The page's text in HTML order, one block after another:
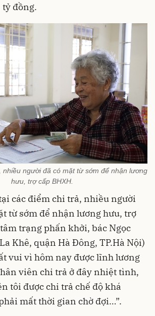
đồng.
nhiều người đã có mặt từ sớm để nhận lương
hưu, trợ cấp BHXH.
các điểm chi trả, nhiều người
từ sớm để nhận lương hưu, trợ
trạng phấn khởi, bác Ngọc
Khê, quận Hà Đông, TP.Hà Nội)
vui vì hôm nay được lĩnh lương
viên chi trả ở đây nhiệt tình,
tôi được chi trả chế độ khá
mất thời gian chờ đợi…”.